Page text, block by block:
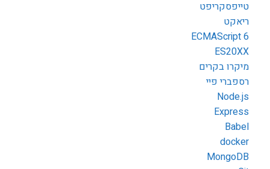
טייפסקריפט
ריאקט
ECMAScript 6
ES20XX
מיקרו בקרים
רספברי פיי
Node.js
Express
Babel
docker
MongoDB